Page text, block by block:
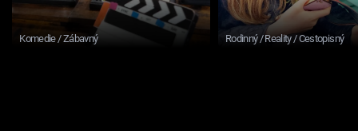
Komedie / Zábavný Rodinný / Reality / Cestopisný